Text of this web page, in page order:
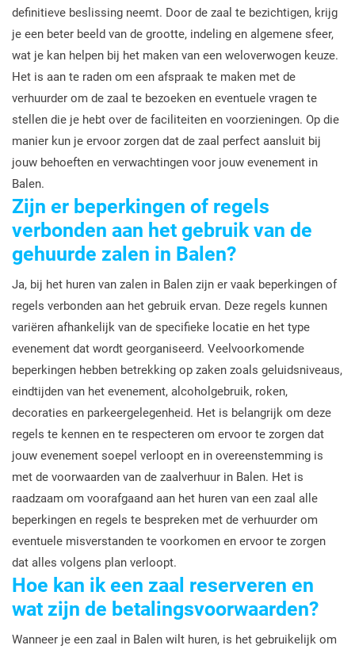
definitieve beslissing neemt. Door de zaal te bezichtigen, krijg
je een beter beeld van de grootte, indeling en algemene sfeer,
wat je kan helpen bij het maken van een weloverwogen keuze.
Het is aan te raden om een afspraak te maken met de
verhuurder om de zaal te bezoeken en eventuele vragen te
stellen die je hebt over de faciliteiten en voorzieningen. Op die
manier kun je ervoor zorgen dat de zaal perfect aansluit bij
jouw behoeften en verwachtingen voor jouw evenement in
Balen.
Zijn er beperkingen of regels
verbonden aan het gebruik van de
gehuurde zalen in Balen?
Ja, bij het huren van zalen in Balen zijn er vaak beperkingen of
regels verbonden aan het gebruik ervan. Deze regels kunnen
variëren afhankelijk van de specifieke locatie en het type
evenement dat wordt georganiseerd. Veelvoorkomende
beperkingen hebben betrekking op zaken zoals geluidsniveaus,
eindtijden van het evenement, alcoholgebruik, roken,
decoraties en parkeergelegenheid. Het is belangrijk om deze
regels te kennen en te respecteren om ervoor te zorgen dat
jouw evenement soepel verloopt en in overeenstemming is
met de voorwaarden van de zaalverhuur in Balen. Het is
raadzaam om voorafgaand aan het huren van een zaal alle
beperkingen en regels te bespreken met de verhuurder om
eventuele misverstanden te voorkomen en ervoor te zorgen
dat alles volgens plan verloopt.
Hoe kan ik een zaal reserveren en
wat zijn de betalingsvoorwaarden?
Wanneer je een zaal in Balen wilt huren, is het gebruikelijk om